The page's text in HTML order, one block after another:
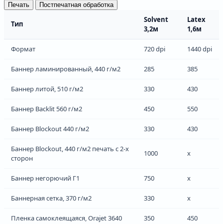
Печать Постпечатная обработка
Тип
Solvent
3,2м
Latex
1,6м
Формат 720 dpi 1440 dpi
Баннер ламинированный, 440 г/м2 285 385
Баннер литой, 510 г/м2 330 430
Баннер Backlit 560 г/м2 450 550
Баннер Blockout 440 г/м2 330 430
Баннер Blockout, 440 г/м2 печать с 2-х
сторон
1000 x
Баннер негорючий Г1 750 x
Баннерная сетка, 370 г/м2 330 x
Пленка самоклеящаяся, Orajet 3640 350 450